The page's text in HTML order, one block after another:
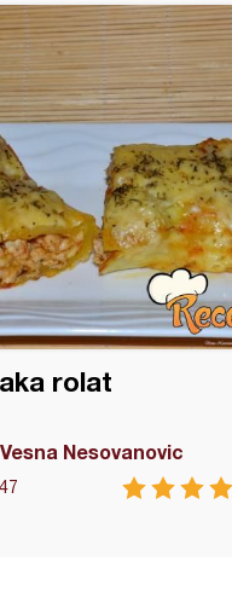
rolat
Vesna Nesovanovic